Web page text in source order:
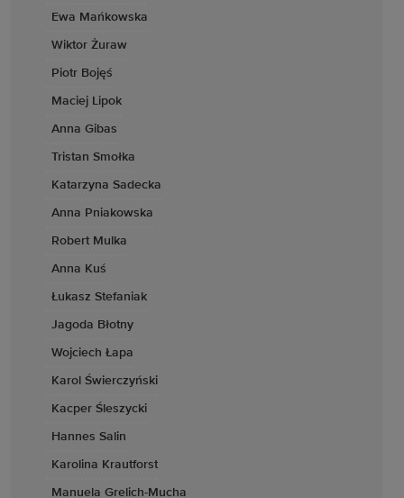
Ewa Mańkowska
Wiktor Żuraw
Piotr Bojęś
Maciej Lipok
Anna Gibas
Tristan Smołka
Katarzyna Sadecka
Anna Pniakowska
Robert Mulka
Anna Kuś
Łukasz Stefaniak
Jagoda Błotny
Wojciech Łapa
Karol Świerczyński
Kacper Śleszycki
Hannes Salin
Karolina Krautforst
Manuela Grelich-Mucha